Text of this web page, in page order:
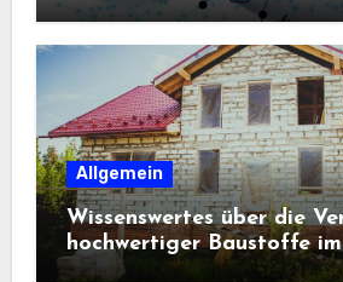
Allgemein
Wissenswertes über die
hochwertiger Baustoffe
beim Hausbau